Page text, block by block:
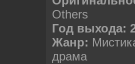
Others
Год выхода:
Жанр:
драма